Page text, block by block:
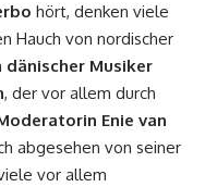
hört, denken viele
Hauch von nordischer
dänischer Musiker
, der vor allem durch
Enie van
abgesehen von seiner
vor allem